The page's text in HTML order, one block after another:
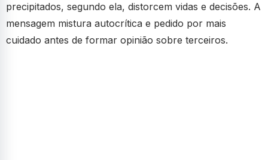
precipitados, segundo ela, distorcem vidas e decisões. A
mensagem mistura autocrítica e pedido por mais
cuidado antes de formar opinião sobre terceiros.